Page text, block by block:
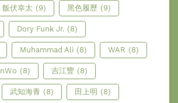
飯伏幸太 (9) 黑色履歷 (9)
Dory Funk Jr. (8)
Muhammad Ali (8) WAR (8)
nWo (8) 吉江豐 (8)
武知海青 (8) 田上明 (8)